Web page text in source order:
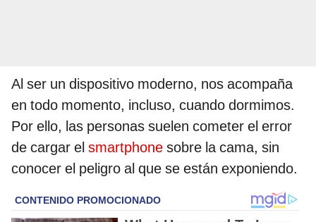
Al ser un dispositivo moderno, nos acompaña
en todo momento, incluso, cuando dormimos.
Por ello, las personas suelen cometer el error
de cargar el smartphone sobre la cama, sin
conocer el peligro al que se están exponiendo.